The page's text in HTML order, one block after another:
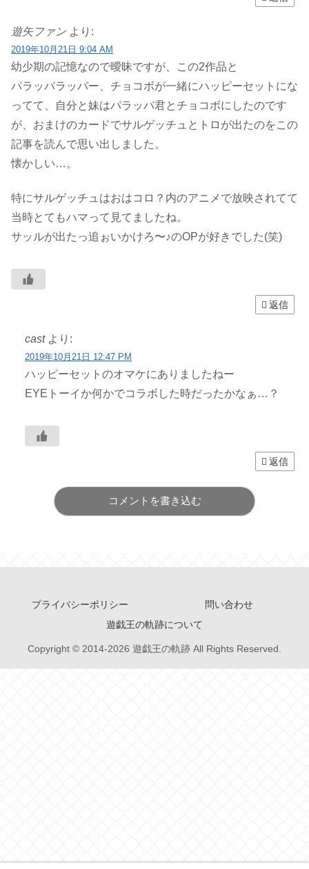
遊矢ファン より:
2019年10月21日 9:04 AM
幼少期の記憶なので曖昧ですが、この2作品と
パラッパラッパー、チョコボが一緒にハッピーセットにな
ってて、自分と妹はパラッパ君とチョコボにしたのです
が、おまけのカードでサルゲッチュとトロが出たのをこの
記事を読んで思い出しました。
懐かしい…。
特にサルゲッチュはおはコロ？内のアニメで放映されてて
当時とてもハマって見てましたね。
サッルが出たっ追ぉいかけろ〜♪のOPが好きでした(笑)
返信
cast より:
2019年10月21日 12:47 PM
ハッピーセットのオマケにありましたねー
EYEトーイか何かでコラボした時だったかなぁ…？
返信
コメントを書き込む
プライバシーポリシー
問い合わせ
遊戯王の軌跡について
Copyright © 2014-2026 遊戯王の軌跡 All Rights Reserved.